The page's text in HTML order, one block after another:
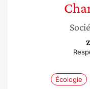
Écologie